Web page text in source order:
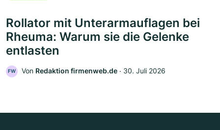
Rollator mit Unterarmauflagen bei
Rheuma: Warum sie die Gelenke
entlasten
FW Von Redaktion firmenweb.de ‧ 30. Juli 2026